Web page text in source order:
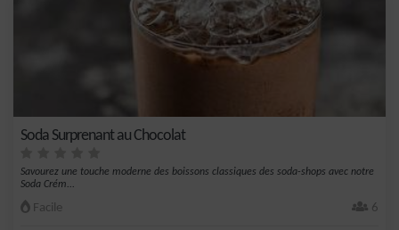
Soda Surprenant au Chocolat
Savourez une touche moderne des boissons classiques des soda-shops avec notre
Soda Crém...
Facile 6